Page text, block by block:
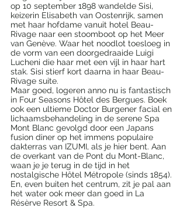
op 10 september 1898 wandelde Sisi,
keizerin Elisabeth van Oostenrijk, samen
met haar hofdame vanuit hotel Beau-
Rivage naar een stoomboot op het Meer
van Genève. Waar het noodlot toesloeg in
de vorm van een doorgedraaide Luigi
Lucheni die haar met een vijl in haar hart
stak. Sisi stierf kort daarna in haar Beau-
Rivage suite.
Maar goed, logeren anno nu is fantastisch
in Four Seasons Hôtel des Bergues. Boek
ook een ultieme Doctor Burgener facial en
lichaamsbehandeling in de serene Spa
Mont Blanc gevolgd door een Japans
fusion diner op het immens populaire
dakterras van IZUMI, als je hier bent. Aan
de overkant van de Pont du Mont-Blanc,
waan je je terug in de tijd in het
nostalgische Hôtel Métropole (sinds 1854).
En, even buiten het centrum, zit je pal aan
het water ook meer dan goed in La
Résèrve Resort & Spa.